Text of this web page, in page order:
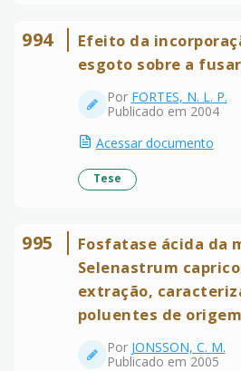
994
Efeito da
esgoto sobre a
Por FORTES, N. L. P.
Publicado em 2004
Acessar documento
Tese
995
Fosfatase ácida da
Selenastrum
extração,
poluentes de
Por JONSSON, C. M.
Publicado em 2005